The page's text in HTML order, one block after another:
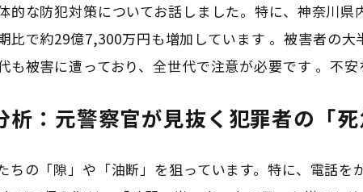
的な防犯対策についてお話しました。特に、神奈川
比で約29億7,300万円も増加しています 。被害者の大
も被害に遭っており、全世代で注意が必要です 。不安
：元警察官が見抜く犯罪者の「死
ちの「隙」や「油断」を狙っています。特に、電話